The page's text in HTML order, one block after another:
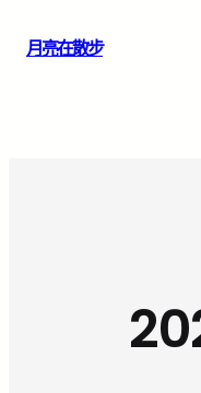
月亮在散步